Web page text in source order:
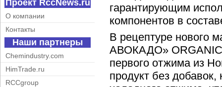
Проект RccNews.ru
О компании
Контакты
Наши партнеры
Chemindustry.com
HimTrade.ru
RCCgroup
гарантирующим
компонентов в
В рецептуре нового
АВОКАДО» ORGANIC
первого отжима из
продукт без